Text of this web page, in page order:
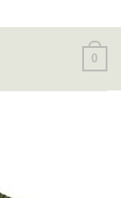
0